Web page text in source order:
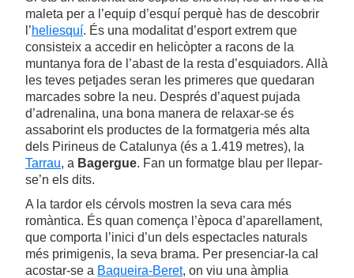
maleta per a l’equip d’esquí perquè has de descobrir
l’heliesquí. És una modalitat d’esport extrem que
consisteix a accedir en helicòpter a racons de la
muntanya fora de l’abast de la resta d’esquiadors. Allà
les teves petjades seran les primeres que quedaran
marcades sobre la neu. Després d’aquest pujada
d’adrenalina, una bona manera de relaxar-se és
assaborint els productes de la formatgeria més alta
dels Pirineus de Catalunya (és a 1.419 metres), la
Tarrau, a Bagergue. Fan un formatge blau per llepar-
se’n els dits.
A la tardor els cérvols mostren la seva cara més
romàntica. És quan comença l’època d’aparellament,
que comporta l’inici d’un dels espectacles naturals
més primigenis, la seva brama. Per presenciar-la cal
acostar-se a Baqueira-Beret, on viu una àmplia